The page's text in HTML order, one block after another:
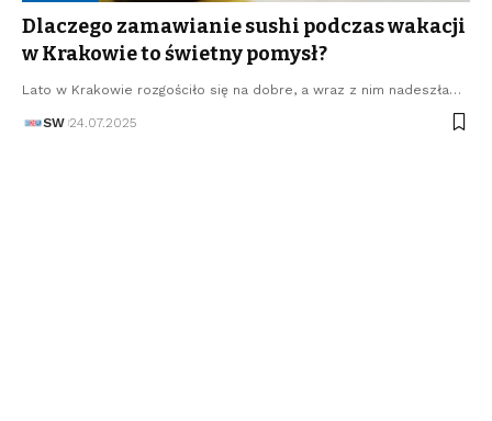
Dlaczego zamawianie sushi podczas wakacji
w Krakowie to świetny pomysł?
Lato w Krakowie rozgościło się na dobre, a wraz z nim nadeszła…
SW 24.07.2025